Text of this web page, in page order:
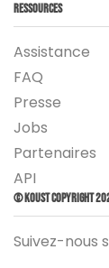
Ressources
Assistance
FAQ
Presse
Jobs
Partenaires
API
© Koust Copyright
Suivez-nous